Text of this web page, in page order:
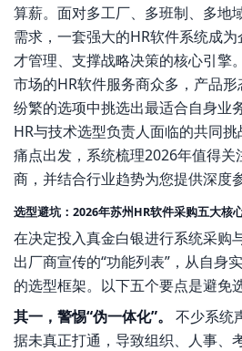
算薪。面对多工厂、多班制、多地
需求，一套强大的HR软件系统成
才管理、支撑战略决策的核心引擎
市场的HR软件服务商众多，产品
纷繁的选项中挑选出最适合自身业
HR与技术选型负责人面临的共同
痛点出发，系统梳理2026年值得关
商，并结合行业趋势为您提供深度参
选型避坑：2026年苏州HR软件采购五大核
在决定投入真金白银进行系统采购
出厂商宣传的“功能列表”，从自身
的选型框架。以下五个要点是避免
其一，警惕“伪一体化”。
不少系统
据未真正打通，导致组织、人事、